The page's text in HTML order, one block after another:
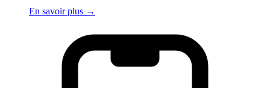
En savoir plus →